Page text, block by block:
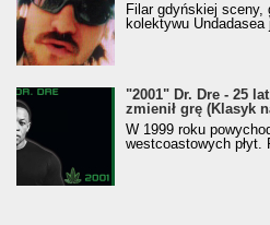
Filar gdyńskiej sceny,
kolektywu Undadasea
"2001" Dr. Dre - 25
zmienił grę (Klasyk
W 1999 roku
westcoastowych płyt.